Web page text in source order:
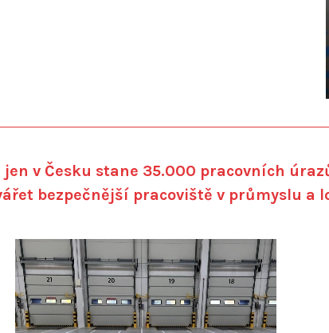
jen v Česku stane 35.000 pracovních
bezpečnější pracoviště v průmyslu a